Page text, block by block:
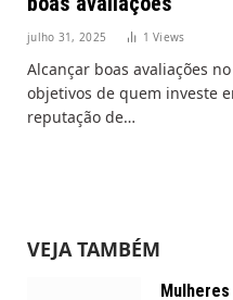
julho 31, 2025 1Views
Alcançar boas avaliações
objetivos de quem investe
reputação de…
VEJA TAMBÉM